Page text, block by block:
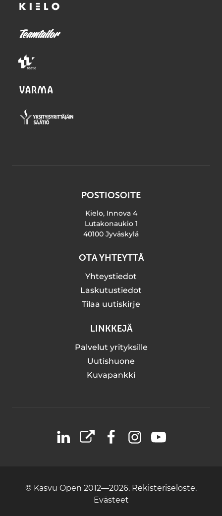
POSTIOSOITE
Kielo, Innova 4
Lutakonaukio 1
40100 Jyväskylä
OTA YHTEYTTÄ
Yhteystiedot
Laskutustiedot
Tilaa uutiskirje
LINKKEJÄ
Palvelut yrityksille
Uutishuone
Kuvapankki
LinkedIn
X FacebookInstagramYouTube
© Kasvu Open 2012—2026. Rekisteriseloste.
Evästeet